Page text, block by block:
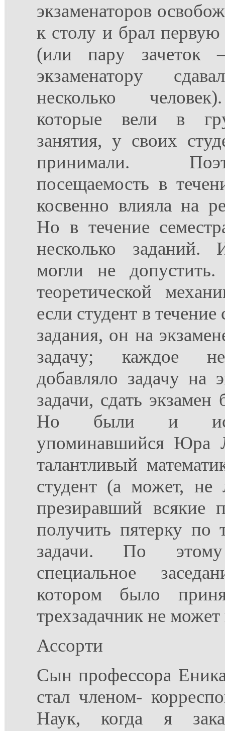
экзаменаторов
к столу и брал первую
(или пару зачеток
экзаменатору
несколько
которые вели в
занятия, у своих
принимали.
посещаемость в
косвенно влияла на
Но в течение
несколько заданий.
могли не
теоретической
если студент в течение
задания, он на
задачу; каждое
добавляло задачу на
задачи, сдать
Но были и
упоминавшийся Юра
талантливый
студент (а может, не
презиравший всякие
получить пятерку по
задачи. По
специальное
котором было
трехзадачник не
Ассорти
Сын профессора
стал членом-
Наук, когда я